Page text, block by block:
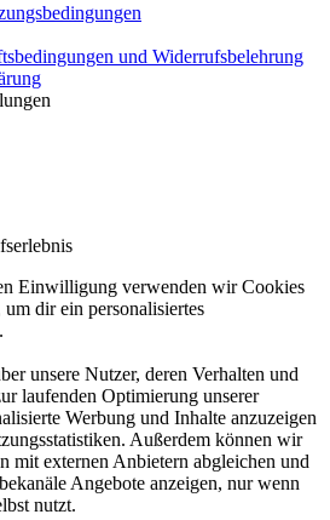
und Widerrufsbelehrung
Einwilligung verwenden wir Cookies
dir ein personalisiertes
unsere Nutzer, deren Verhalten und
laufenden Optimierung unserer
Werbung und Inhalte anzuzeigen
Außerdem können wir
mit externen Anbietern abgleichen und
Angebote anzeigen, nur wenn
nutzt.